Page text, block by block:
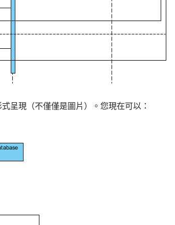
呈現（不僅僅是圖片）。您現在可以：